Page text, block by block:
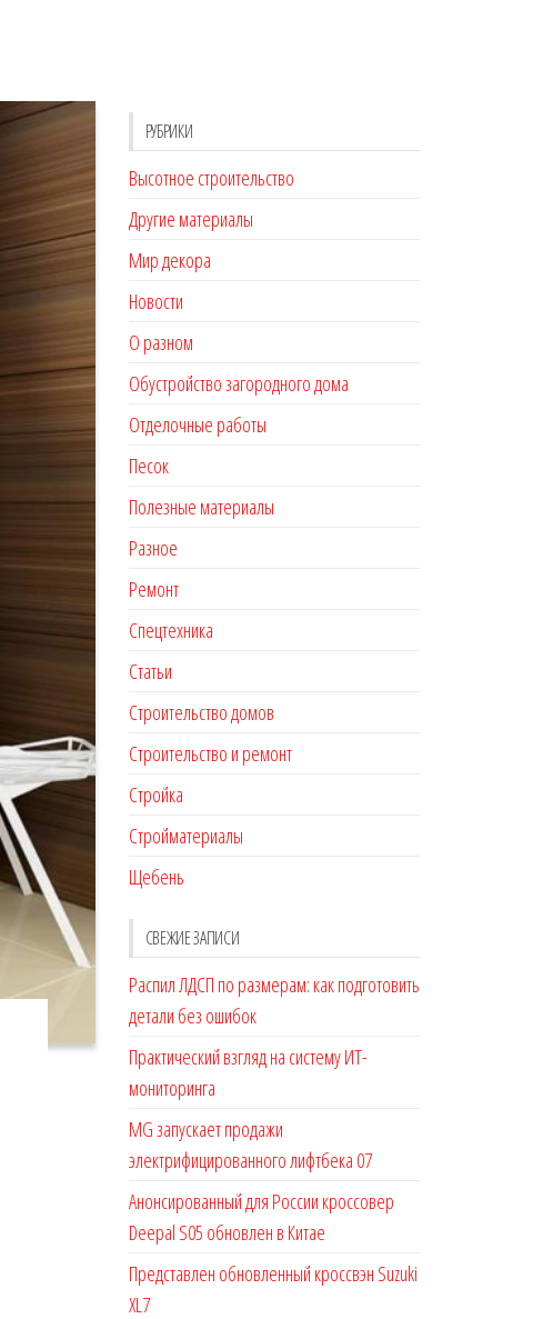
РУБРИКИ
Высотное строительство
Другие материалы
Мир декора
Новости
О разном
Обустройство загородного дома
Отделочные работы
Песок
Полезные материалы
Разное
Ремонт
Спецтехника
Статьи
Строительство домов
Строительство и ремонт
Стройка
Стройматериалы
Щебень
СВЕЖИЕ ЗАПИСИ
Распил ЛДСП по размерам: как подготовить
детали без ошибок
Практический взгляд на систему ИТ-
мониторинга
MG запускает продажи
электрифицированного лифтбека 07
Анонсированный для России кроссовер
Deepal S05 обновлен в Китае
Представлен обновленный кроссвэн Suzuki
XL7